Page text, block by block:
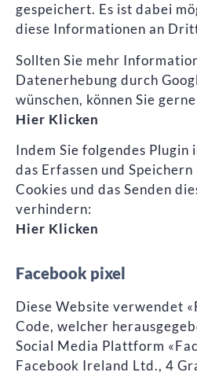
gespeichert. Es ist dabei
diese Informationen an
Sollten Sie mehr
Datenerhebung durch
wünschen, können Sie
Hier Klicken
Indem Sie folgendes Plugin
das Erfassen und
Cookies und das Senden
verhindern:
Hier Klicken
Facebook pixel
Diese Website verwendet
Code, welcher
Social Media Plattform
Facebook Ireland Ltd., 4